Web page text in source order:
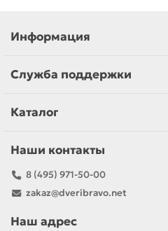
Информация
Служба поддержки
Каталог
Наши контакты
8 (495) 971-50-00
zakaz@dveribravo.net
Наш адрес